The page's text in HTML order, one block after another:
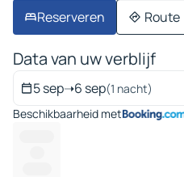
Reserveren Route
Data van uw verblijf
5 sep➝6 sep(1 nacht)
Beschikbaarheid met